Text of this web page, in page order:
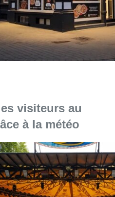
"Foire du Midi: les